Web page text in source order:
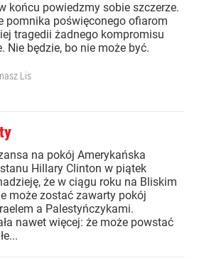
końcu powiedzmy sobie szczerze.
pomnika poświęconego ofiarom
tragedii żadnego kompromisu
Nie będzie, bo nie może być.
Lis
na pokój Amerykańska
Hillary Clinton w piątek
że w ciągu roku na Bliskim
może zostać zawarty pokój
a Palestyńczykami.
nawet więcej: że może powstać